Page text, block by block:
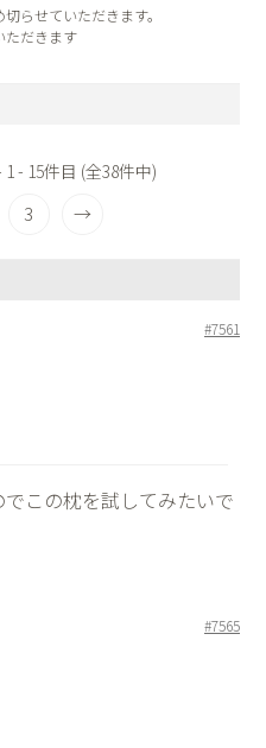
らせていただきます。
ただきます
- 15件目 (全38件中)
3 →
#7561
この枕を試してみたいで
#7565